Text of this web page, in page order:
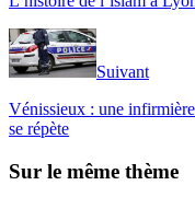
Suivant
Vénissieux : une
se répète
Sur le même thème